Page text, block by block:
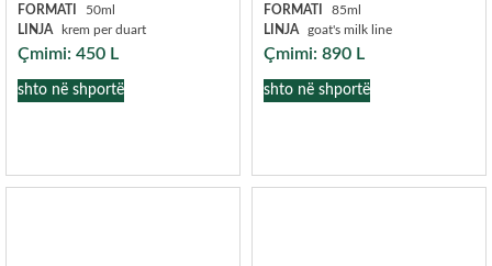
FORMATI
50ml
LINJA
krem per duart
Çmimi: 450 L
shto në shportë
FORMATI
85ml
LINJA
goat's milk line
Çmimi: 890 L
shto në shportë